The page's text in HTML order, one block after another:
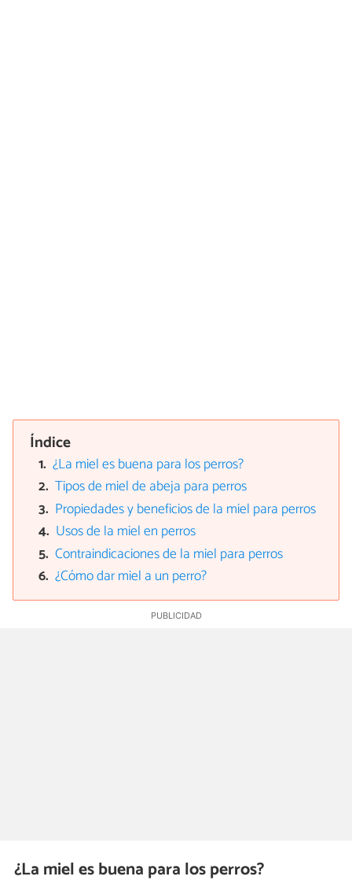
Índice
¿La miel es buena para los perros?
Tipos de miel de abeja para perros
Propiedades y beneficios de la miel para perros
Usos de la miel en perros
Contraindicaciones de la miel para perros
¿Cómo dar miel a un perro?
¿La miel es buena para los perros?